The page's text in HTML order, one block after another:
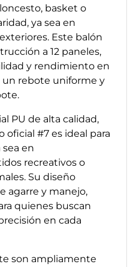
basket o
ya sea en
Este balón
a 12 paneles,
y rendimiento en
un rebote uniforme y
PU de alta calidad,
#7 es ideal para
en
recreativos o
Su diseño
agarre y manejo,
quienes buscan
en cada
son ampliamente